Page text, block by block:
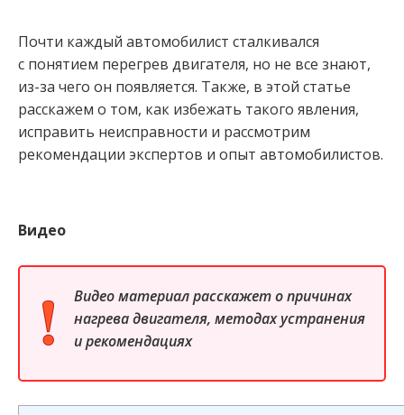
Почти каждый автомобилист сталкивался
с понятием перегрев двигателя, но не все знают,
из-за чего он появляется. Также, в этой статье
расскажем о том, как избежать такого явления,
исправить неисправности и рассмотрим
рекомендации экспертов и опыт автомобилистов.
Видео
Видео материал расскажет о причинах
нагрева двигателя, методах устранения
и рекомендациях